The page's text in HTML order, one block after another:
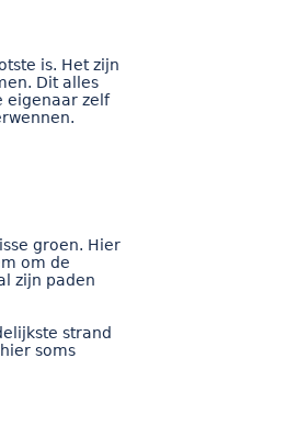
is. Het zijn
Dit alles
eigenaar zelf
groen. Hier
om de
zijn paden
strand
soms